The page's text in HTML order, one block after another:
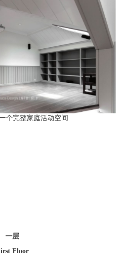
个完整家庭活动空间
一层
Floor